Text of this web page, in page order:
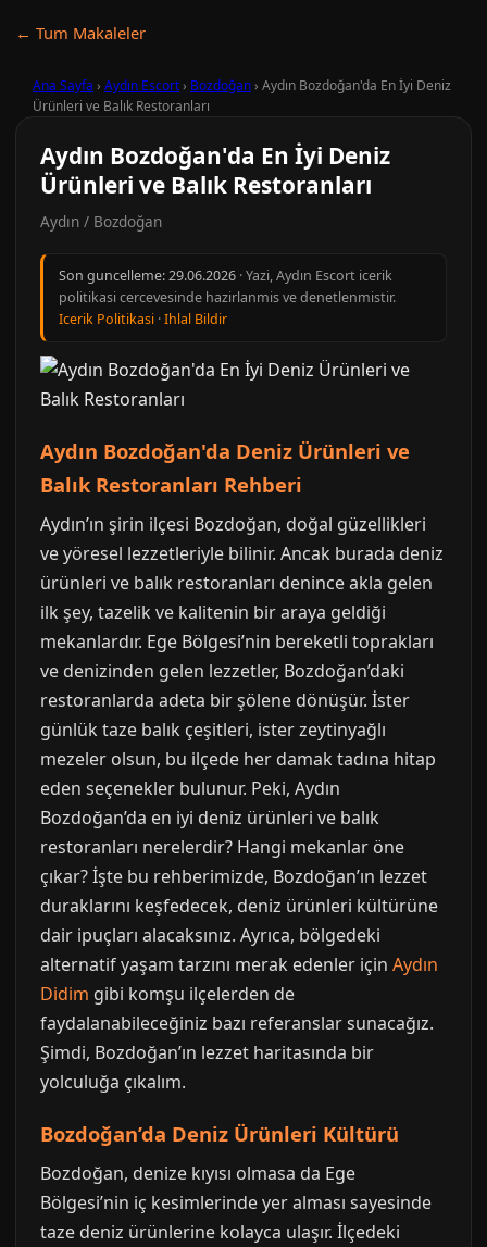
← Tum Makaleler
Ana Sayfa › Aydın Escort› Bozdoğan› Aydın Bozdoğan'da En İyi Deniz
Ürünleri ve Balık Restoranları
Aydın Bozdoğan'da En İyi Deniz
Ürünleri ve Balık Restoranları
Aydın / Bozdoğan
Son guncelleme:29.06.2026 · Yazi, Aydın Escort icerik
politikasi cercevesinde hazirlanmis ve denetlenmistir.
Icerik Politikasi ·Ihlal Bildir
Aydın Bozdoğan'da Deniz Ürünleri ve
Balık Restoranları Rehberi
Aydın’ın şirin ilçesi Bozdoğan, doğal güzellikleri
ve yöresel lezzetleriyle bilinir. Ancak burada deniz
ürünleri ve balık restoranları denince akla gelen
ilk şey, tazelik ve kalitenin bir araya geldiği
mekanlardır. Ege Bölgesi’nin bereketli toprakları
ve denizinden gelen lezzetler, Bozdoğan’daki
restoranlarda adeta bir şölene dönüşür. İster
günlük taze balık çeşitleri, ister zeytinyağlı
mezeler olsun, bu ilçede her damak tadına hitap
eden seçenekler bulunur. Peki, Aydın
Bozdoğan’da en iyi deniz ürünleri ve balık
restoranları nerelerdir? Hangi mekanlar öne
çıkar? İşte bu rehberimizde, Bozdoğan’ın lezzet
duraklarını keşfedecek, deniz ürünleri kültürüne
dair ipuçları alacaksınız. Ayrıca, bölgedeki
alternatif yaşam tarzını merak edenler için Aydın
Didim gibi komşu ilçelerden de
faydalanabileceğiniz bazı referanslar sunacağız.
Şimdi, Bozdoğan’ın lezzet haritasında bir
yolculuğa çıkalım.
Bozdoğan’da Deniz Ürünleri Kültürü
Bozdoğan, denize kıyısı olmasa da Ege
Bölgesi’nin iç kesimlerinde yer alması sayesinde
taze deniz ürünlerine kolayca ulaşır. İlçedeki